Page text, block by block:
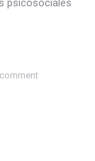
psicosociales